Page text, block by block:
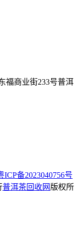
福商业街233号普洱
ICP备2023040756号
普洱茶回收网 版权所